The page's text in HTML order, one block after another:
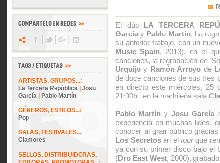
ARTISTAS, GRUPOS...:
La Tercera República
Josu
García
Pablo Martín
GÉNEROS, ESTILOS...:
Pop
SALAS, FESTIVALES...:
Clamores
SELLOS, DISTRIBUIDORAS,
El dúo LA TERCERA
García y Pablo Martín, ha
su anterior trabajo, con un
Music Spain, 2013), en el
canciones, la regrabación de
Urquijo y Ramón Arroyo de
de doce canciones de sus tres
en directo este miércoles, 25
21:30h., en la madrileña sala
Pablo Martín yJosu García
experiencia en muchas lides,
conocer al gran público
Los Secretosen eltourque
ya con su primer disco bajo el
(Dro East West, 2000),